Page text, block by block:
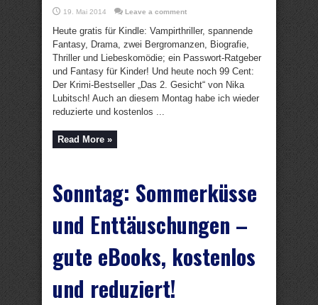
19. Mai 2014 Leave a comment
Heute gratis für Kindle: Vampirthriller, spannende
Fantasy, Drama, zwei Bergromanzen, Biografie,
Thriller und Liebeskomödie; ein Passwort-Ratgeber
und Fantasy für Kinder! Und heute noch 99 Cent:
Der Krimi-Bestseller „Das 2. Gesicht“ von Nika
Lubitsch! Auch an diesem Montag habe ich wieder
reduzierte und kostenlos ...
Read More »
Sonntag: Sommerküsse
und Enttäuschungen –
gute eBooks, kostenlos
und reduziert!